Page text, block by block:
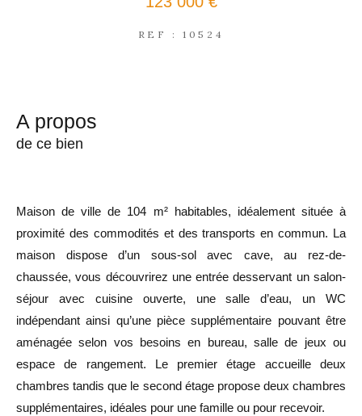
REF : 10524
a propos
de ce bien
Maison de ville de 104 m² habitables, idéalement située à
proximité des commodités et des transports en commun. La
maison dispose d’un sous-sol avec cave, au rez-de-
chaussée, vous découvrirez une entrée desservant un salon-
séjour avec cuisine ouverte, une salle d’eau, un WC
indépendant ainsi qu’une pièce supplémentaire pouvant être
aménagée selon vos besoins en bureau, salle de jeux ou
espace de rangement. Le premier étage accueille deux
chambres tandis que le second étage propose deux chambres
supplémentaires, idéales pour une famille ou pour recevoir.